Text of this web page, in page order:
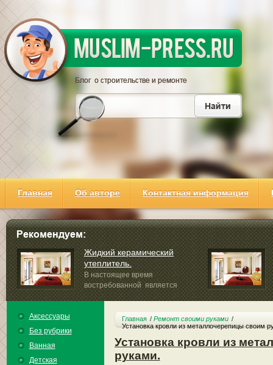
Главная Об авторе Контактная информация
Жидкий керамический
утеплитель.
В настоящее время
востребованной является
жидкая...
мебели
Аксессуары
Без рубрики
Ванная
Детская
Главная
Ремонт своими руками
Установка кровли из металлочерепицы своим
Установка кровли из
руками.